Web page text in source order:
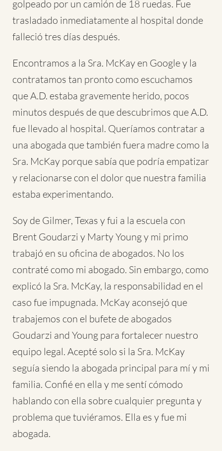
golpeado por un camión de 18 ruedas. Fue
trasladado inmediatamente al hospital donde
falleció tres días después.
Encontramos a la Sra. McKay en Google y la
contratamos tan pronto como escuchamos
que A.D. estaba gravemente herido, pocos
minutos después de que descubrimos que A.D.
fue llevado al hospital. Queríamos contratar a
una abogada que también fuera madre como la
Sra. McKay porque sabía que podría empatizar
y relacionarse con el dolor que nuestra familia
estaba experimentando.
Soy de Gilmer, Texas y fui a la escuela con
Brent Goudarzi y Marty Young y mi primo
trabajó en su oficina de abogados. No los
contraté como mi abogado. Sin embargo, como
explicó la Sra. McKay, la responsabilidad en el
caso fue impugnada. McKay aconsejó que
trabajemos con el bufete de abogados
Goudarzi and Young para fortalecer nuestro
equipo legal. Acepté solo si la Sra. McKay
seguía siendo la abogada principal para mí y mi
familia. Confié en ella y me sentí cómodo
hablando con ella sobre cualquier pregunta y
problema que tuviéramos. Ella es y fue mi
abogada.